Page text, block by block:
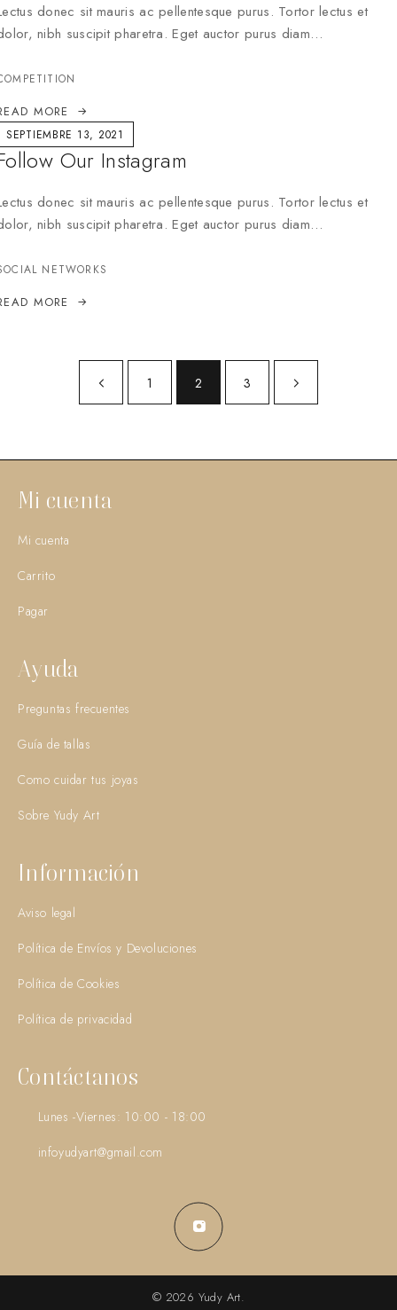
donec sit mauris ac pellentesque purus. Tortor lectus et
nibh suscipit pharetra. Eget auctor purus diam…
MORE
SEPTIEMBRE 13, 2021
Our Instagram
donec sit mauris ac pellentesque purus. Tortor lectus et
nibh suscipit pharetra. Eget auctor purus diam…
NETWORKS
MORE
1 2 3
Mi cuenta
Mi cuenta
Carrito
Pagar
Ayuda
Preguntas frecuentes
Guía de tallas
Como cuidar tus joyas
Sobre Yudy Art
Información
Aviso legal
Política de Envíos y Devoluciones
Política de Cookies
Política de privacidad
Contáctanos
Lunes -Viernes: 10:00 - 18:00
infoyudyart@gmail.com
© 2026 Yudy Art.